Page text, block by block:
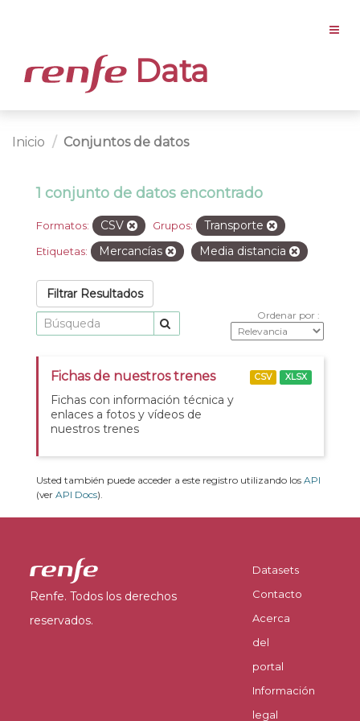
Data
Inicio Conjuntos de datos
1 conjunto de datos encontrado
Formatos: CSV Grupos: Transporte
Etiquetas: Mercancías Media distancia
Filtrar Resultados
Ordenar por
Fichas de nuestros trenes
Fichas con información técnica y
enlaces a fotos y vídeos de
nuestros trenes
CSV XLSX
Usted también puede acceder a este registro utilizando los API
(ver API Docs).
Renfe. Todos los derechos
reservados.
Datasets
Contacto
Acerca
del
portal
Información
legal